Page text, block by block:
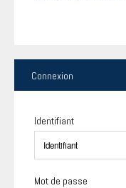
Connexion
Identifiant
Mot de passe